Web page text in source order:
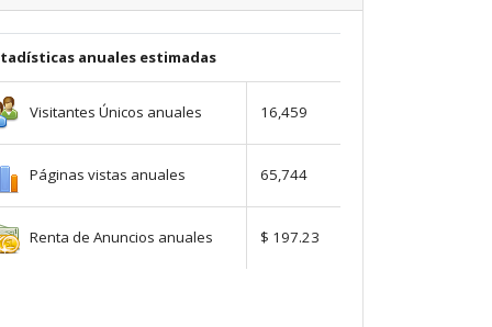
anuales estimadas
Visitantes Únicos anuales 16,459
Páginas vistas anuales 65,744
Renta de Anuncios anuales $ 197.23